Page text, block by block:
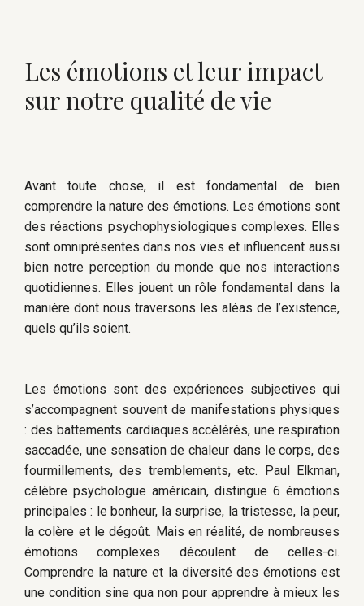
Les émotions et leur impact
sur notre qualité de vie
Avant toute chose, il est fondamental de bien
comprendre la nature des émotions. Les émotions sont
des réactions psychophysiologiques complexes. Elles
sont omniprésentes dans nos vies et influencent aussi
bien notre perception du monde que nos interactions
quotidiennes. Elles jouent un rôle fondamental dans la
manière dont nous traversons les aléas de l’existence,
quels qu’ils soient.
Les émotions sont des expériences subjectives qui
s’accompagnent souvent de manifestations physiques
: des battements cardiaques accélérés, une respiration
saccadée, une sensation de chaleur dans le corps, des
fourmillements, des tremblements, etc. Paul Elkman,
célèbre psychologue américain, distingue 6 émotions
principales : le bonheur, la surprise, la tristesse, la peur,
la colère et le dégoût. Mais en réalité, de nombreuses
émotions complexes découlent de celles-ci.
Comprendre la nature et la diversité des émotions est
une condition sine qua non pour apprendre à mieux les